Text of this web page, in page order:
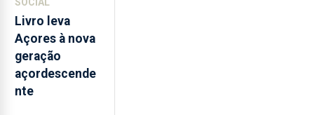
Livro leva
Açores à nova
geração
açordescende
nte